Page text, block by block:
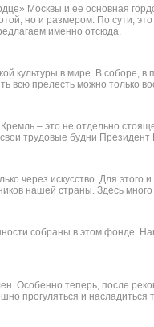
Москвы и ее основная
но и размером. По сути,
именно отсюда.
культуры в мире. В соборе, в
всю прелесть можно только
– это не отдельно
трудовые будни
через искусство. Для этого
нашей страны. Здесь
собраны в этом фонде.
Особенно теперь, после
прогуляться и насладиться